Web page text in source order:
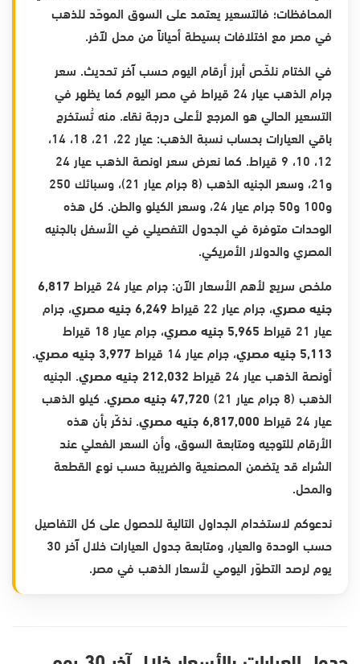
المحافظات؛ فالتسعير يعتمد على السوق الموحّد للذهب
في مصر مع اختلافات بسيطة أحياناً من محل لآخر.
في الختام نلخّص أبرز أرقام اليوم حسب آخر تحديث. سعر
جرام الذهب عيار 24 قيراط في مصر اليوم كما يظهر في
التسعير الحالي هو المرجع لأعلى درجة نقاء. منه تُستخرج
باقي العيارات بحساب نسبة الذهب: عيار 22، 21، 18، 14،
12، 10، 9 قيراط. كما نعرض سعر اونصة الذهب عيار 24
و21، وسعر الجنيه الذهب (8 جرام عيار 21)، وسبائك 250
و100 و50 جرام عيار 24، وسعر الكيلو والطن. كل هذه
الوحدات متوفرة في الجدول التفصيلي في الأسفل بالجنيه
المصري والدولار الأمريكي.
ملخص سريع لأهم الأسعار الآن: جرام عيار 24 قيراط
6,817
جنيه مصري، جرام عيار 22 قيراط 6,249 جنيه مصري
، جرام
عيار 21 قيراط
5,965 جنيه مصري
، جرام عيار 18 قيراط
5,113 جنيه مصري
، جرام عيار 14 قيراط 3,977 جنيه مصري
.
أونصة الذهب عيار 24 قيراط
212,032 جنيه مصري
. الجنيه
الذهب (8 جرام عيار 21)
47,720 جنيه مصري
. كيلو الذهب
عيار 24 قيراط
6,817,000 جنيه مصري
. نذكّر بأن هذه
الأرقام للتوجيه ومتابعة السوق، وأن السعر الفعلي عند
الشراء قد يتضمن المصنعية والضريبة حسب نوع القطعة
والمحل.
ندعوكم لاستخدام الجداول التالية للحصول على كل التفاصيل
حسب الوحدة والعيار، ومتابعة جدول العيارات خلال آخر 30
يوم لرصد التطوّر اليومي لأسعار الذهب في مصر.